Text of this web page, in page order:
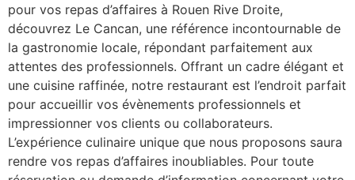
pour vos repas d’affaires à Rouen Rive Droite,
découvrez Le Cancan, une référence incontournable de
la gastronomie locale, répondant parfaitement aux
attentes des professionnels. Offrant un cadre élégant et
une cuisine raffinée, notre restaurant est l’endroit parfait
pour accueillir vos évènements professionnels et
impressionner vos clients ou collaborateurs.
L’expérience culinaire unique que nous proposons saura
rendre vos repas d’affaires inoubliables. Pour toute